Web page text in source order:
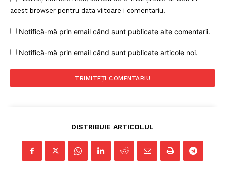
acest browser pentru data viitoare i comentariu.
Notifică-mă prin email când sunt publicate alte comentarii.
Notifică-mă prin email când sunt publicate articole noi.
DISTRIBUIE ARTICOLUL